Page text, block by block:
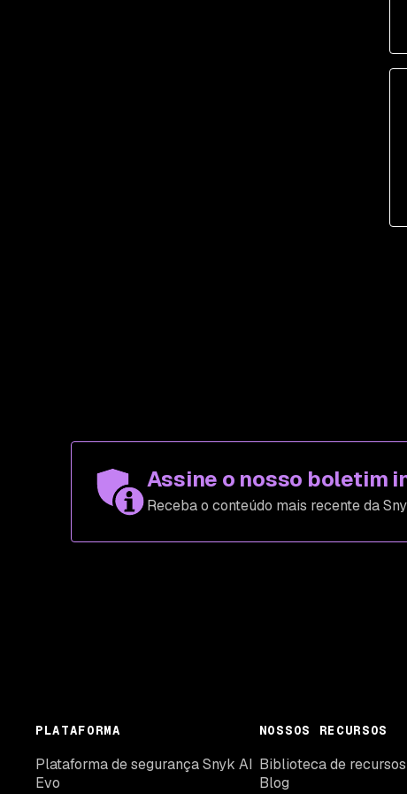
Assine o nosso boletim
Receba o conteúdo mais recente da
PLATAFORMA
Plataforma de segurança Snyk AI
Evo
NOSSOS RECURSOS
Biblioteca de recursos
Blog